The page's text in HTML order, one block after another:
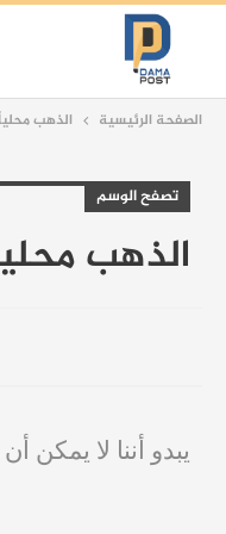
الصفحة الرئيسية الذهب
تصفح الوسم
الذهب
يبدو أننا لا يمكن